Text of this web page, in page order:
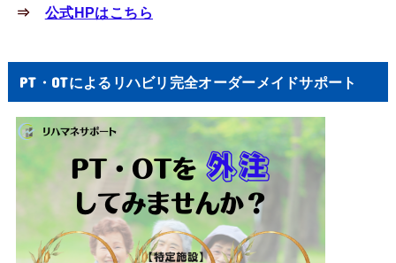
⇒ 公式HPはこちら
PT・OTによるリハビリ完全オーダーメイドサポート